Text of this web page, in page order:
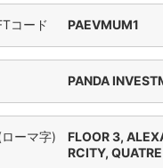
コード PAEVMUM1
PANDA
ーマ字)
FLOOR 3,
RCITY,